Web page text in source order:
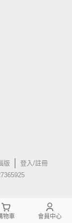
版
登入/註冊
物車 會員中心